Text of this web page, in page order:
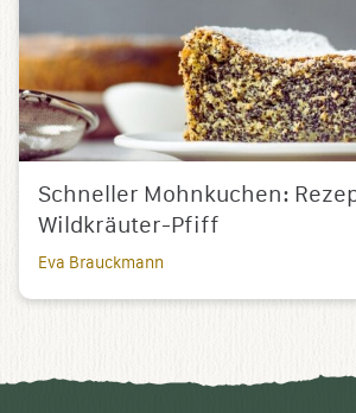
Schneller Mohnkuchen:
Wildkräuter-Pfiff
Eva Brauckmann